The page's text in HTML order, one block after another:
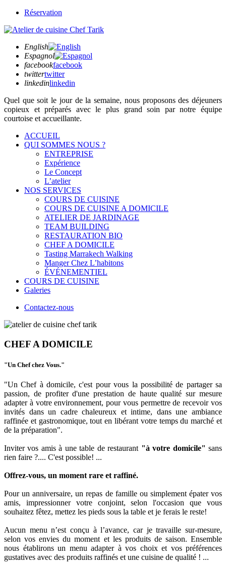
Réservation
English
Espagnol
facebookfacebook
twittertwitter
linkedinlinkedin
Quel que soitle jour de la semaine, nous proposons des déjeuners
copieux et préparés avec le plus grand soin par notre équipe
courtoise et accueillante.
ACCUEIL
QUI SOMMES NOUS ?
ENTREPRISE
Expérience
Le Concept
L’atelier
NOS SERVICES
COURS DE CUISINE
COURS DE CUISINE A DOMICILE
ATELIER DE JARDINAGE
TEAM BUILDING
RESTAURATION BIO
CHEF A DOMICILE
Tasting Marrakech Walking
Manger Chez L’habitons
ÉVÉNEMENTIEL
COURS DE CUISINE
Galeries
Contactez-nous
CHEF A DOMICILE
"Un Chef chez Vous."
"Un Chef à domicile, c'est pour vous la possibilité de partager sa
passion, de profiter d'une prestation de haute qualité sur mesure
adapter à votre environnement, pour vous permettre de recevoir vos
invités dans un cadre chaleureux et intime, dans une ambiance
raffinée et gastronomique, tout en libérant votre temps du marché et
de la préparation".
Inviter vos amis à une table de restaurant "à votre domicile" sans
rien faire ?.... C'est possible! ...
Offrez-vous, un moment rare et raffiné.
Pour un anniversaire, un repas de famille ou simplement épater vos
amis, impressionner votre conjoint, selon l'occasion que vous
souhaitez fêtez, mettez les pieds sous la table et je ferais le reste!
Aucun menu n’est conçu à l’avance, car je travaille sur-mesure,
selon vos envies du moment et les produits de saison. Ensemble
nous établirons un menu adapter à vos choix et vos préférences
gustatives avec des produits raffinés et une cuisine de qualité ! ...